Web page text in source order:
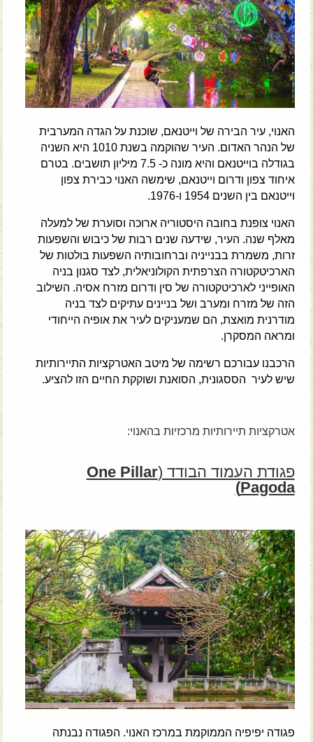
האנוי, עיר הבירה של וייטנאם, שוכנת על הגדה המערבית
של הנהר האדום. העיר שהוקמה בשנת 1010 היא השניה
בגודלה בוייטנאם והיא מונה כ- 7.5 מיליון תושבים. בטרם
איחוד צפון ודרום וייטנאם, שימשה האנוי כבירת צפון
וייטנאם בין השנים 1954 ו-1976.
האנוי צופנת בחובה היסטוריה ארוכה וסוערת של למעלה
מאלף שנה. העיר, שידעה שנים רבות של כיבוש והשפעות
זרות, משמרת בבנייניה וברחובותיה השפעות בולטות של
הארכיטקטורה הצרפתית הקולוניאלית, לצד סגנון בניה
האופייני לארכיטקטורה של סין ודרום מזרח אסיה. השילוב
הזה של מזרח ומערב ושל בניינים עתיקים לצד בניה
מודרנית מואצת, הם שמעניקים לעיר את אופיה הייחודי
ומראה המסקרן.
הרכבנו עבורכם רשימה של מיטב האטרקציות התיירותיות
שיש לעיר הססגונית, הסואנת ושוקקת החיים הזו להציע.
אטרקציות תיירותיות מרכזיות בהאנוי:
פגודת העמוד הבודד (One Pillar
Pagoda)
פגודה יפיפיה הממוקמת במרכז האנוי. הפגודה נבנתה